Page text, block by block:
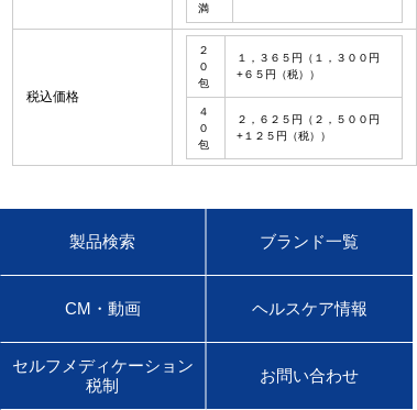
満
税込価格
２
０
包
１，３６５円（１，３００円
+６５円（税））
４
０
包
２，６２５円（２，５００円
+１２５円（税））
製品検索 ブランド一覧
CM・動画 ヘルスケア情報
セルフメディケーション
税制
お問い合わせ